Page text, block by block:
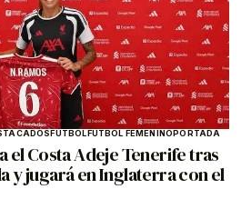
FÚTBOLFÚTBOL FEMENINOPORTADA
el Costa Adeje Tenerife tras
y jugará en Inglaterra con el